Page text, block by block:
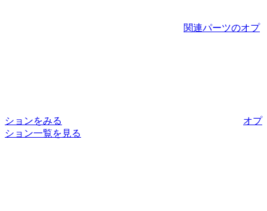
関連パーツのオプ
ションをみる
オプ
ション一覧を見る